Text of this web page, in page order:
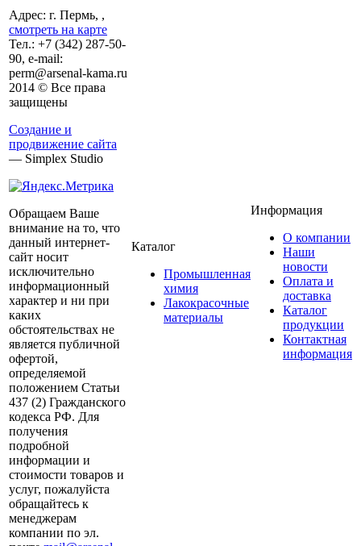
Адрес: г. Пермь, ,
смотреть на карте
Тел.: +7 (342) 287-50-
90, e-mail:
perm@arsenal-kama.ru
2014 © Все права
защищены
Создание и
продвижение сайта
— Simplex Studio
Обращаем Ваше
внимание на то, что
данный интернет-
сайт носит
исключительно
информационный
характер и ни при
каких
обстоятельствах не
является публичной
офертой,
определяемой
положением Статьи
437 (2) Гражданского
кодекса РФ. Для
получения
подробной
информации и
стоимости товаров и
услуг, пожалуйста
обращайтесь к
менеджерам
компании по эл.
Каталог
Промышленная
химия
Лакокрасочные
материалы
Информация
О компании
Наши
новости
Оплата и
доставка
Каталог
продукции
Контактная
информация